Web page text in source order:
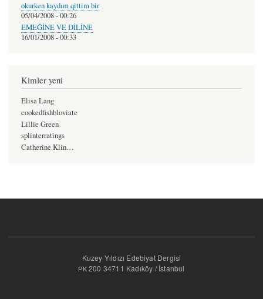
okurken kaydım qittim bir
05/04/2008 - 00:26
EMEĞİNE VE DİLİNE
16/01/2008 - 00:33
Kimler yeni
Elisa Lang
cookedfishbloviate
Lillie Green
splinterratings
Catherine Klin…
Kuzey Yıldızı Edebiyat Dergisi
PK200 34711 Kadıköy / İstanbul